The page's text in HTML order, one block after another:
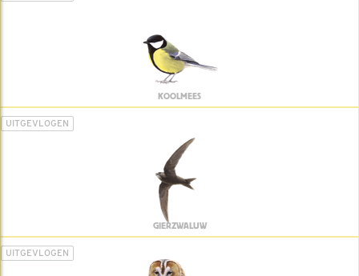
KOOLMEES
UITGEVLOGEN
GIERZWALUW
UITGEVLOGEN